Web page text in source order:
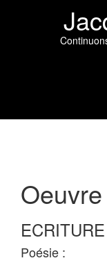
Oeuvre
ECRITURE
Poésie :